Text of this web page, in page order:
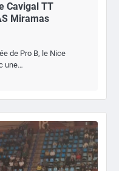
Cavigal TT
Miramas
de Pro B, le Nice
une…